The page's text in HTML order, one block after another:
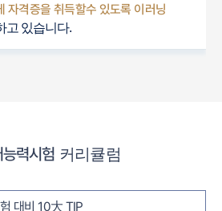
자격증을 취득할수 있도록 이러닝
고 있습니다.
력시험 커리큘럼
대비 10大 TIP